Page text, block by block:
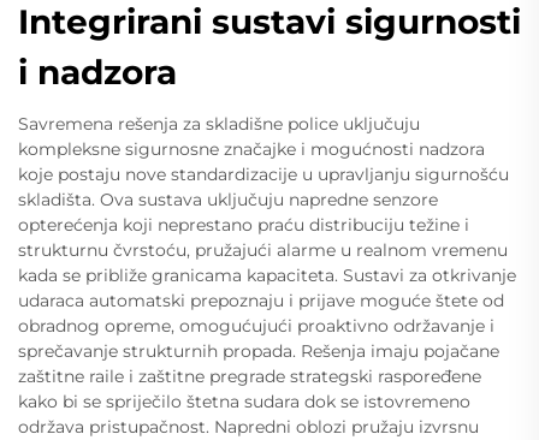
Integrirani sustavi sigurnosti
i nadzora
Savremena rešenja za skladišne police uključuju
kompleksne sigurnosne značajke i mogućnosti nadzora
koje postaju nove standardizacije u upravljanju sigurnošću
skladišta. Ova sustava uključuju napredne senzore
opterećenja koji neprestano praću distribuciju težine i
strukturnu čvrstoću, pružajući alarme u realnom vremenu
kada se približe granicama kapaciteta. Sustavi za otkrivanje
udaraca automatski prepoznaju i prijave moguće štete od
obradnog opreme, omogućujući proaktivno održavanje i
sprečavanje strukturnih propada. Rešenja imaju pojačane
zaštitne raile i zaštitne pregrade strategski raspoređene
kako bi se spriječilo štetna sudara dok se istovremeno
održava pristupačnost. Napredni oblozi pružaju izvrsnu